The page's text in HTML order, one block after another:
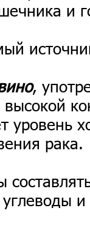
и
,
высокой
уровень
рака.